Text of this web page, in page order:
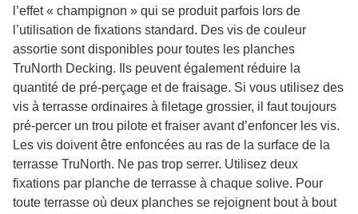
l’effet « champignon » qui se produit parfois lors de
l’utilisation de fixations standard. Des vis de couleur
assortie sont disponibles pour toutes les planches
TruNorth Decking. Ils peuvent également réduire la
quantité de pré-perçage et de fraisage. Si vous utilisez des
vis à terrasse ordinaires à filetage grossier, il faut toujours
pré-percer un trou pilote et fraiser avant d’enfoncer les vis.
Les vis doivent être enfoncées au ras de la surface de la
terrasse TruNorth. Ne pas trop serrer. Utilisez deux
fixations par planche de terrasse à chaque solive. Pour
toute terrasse où deux planches se rejoignent bout à bout